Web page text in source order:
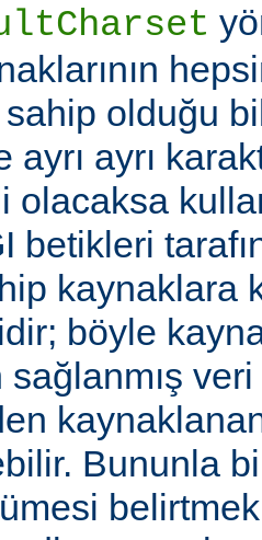
olduğu
ayrı ayrı
olacaksa
betikleri
kaynaklara
böyle
sağlanmış
Bununla